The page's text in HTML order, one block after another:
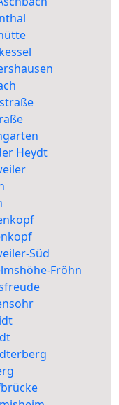
Heydt
Süd
Fröhn